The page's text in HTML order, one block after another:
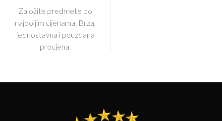
Založite predmete po
najboljim cijenama. Brza,
jednostavna i pouzdana
procjena.